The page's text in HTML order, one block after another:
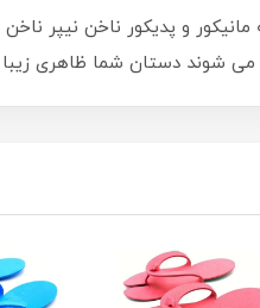
مانیکور و پدیکور ناخن
شوند دستان شما ظاهری زیبا